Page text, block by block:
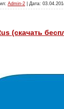
Admin-2 | Дата:
(скачать